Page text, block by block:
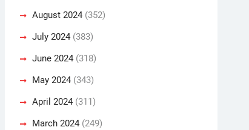
August 2024 (352)
July 2024 (383)
June 2024 (318)
May 2024 (343)
April 2024 (311)
March 2024 (249)